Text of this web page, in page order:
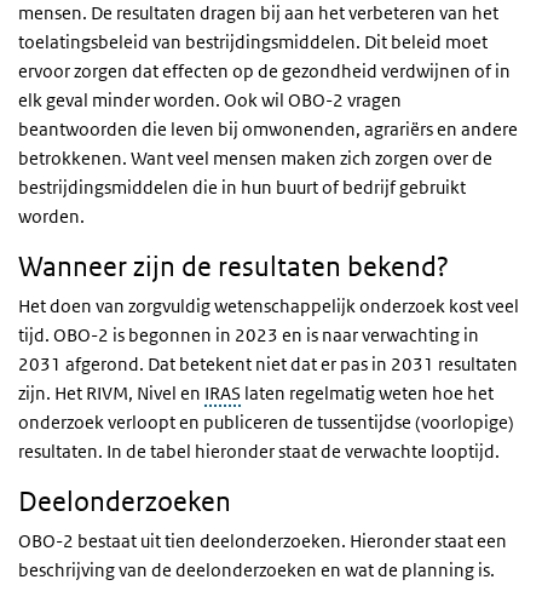
mensen. De resultaten dragen bij aan het verbeteren van het
toelatingsbeleid van bestrijdingsmiddelen. Dit beleid moet
ervoor zorgen dat effecten op de gezondheid verdwijnen of in
elk geval minder worden. Ook wil OBO-2 vragen
beantwoorden die leven bij omwonenden, agrariërs en andere
betrokkenen. Want veel mensen maken zich zorgen over de
bestrijdingsmiddelen die in hun buurt of bedrijf gebruikt
worden.
Wanneer zijn de resultaten bekend?
Het doen van zorgvuldig wetenschappelijk onderzoek kost veel
tijd. OBO-2 is begonnen in 2023 en is naar verwachting in
2031 afgerond. Dat betekent niet dat er pas in 2031 resultaten
zijn. Het RIVM, Nivel en IRAS laten regelmatig weten hoe het
onderzoek verloopt en publiceren de tussentijdse (voorlopige)
resultaten. In de tabel hieronder staat de verwachte looptijd.
Deelonderzoeken
OBO-2 bestaat uit tien deelonderzoeken. Hieronder staat een
beschrijving van de deelonderzoeken en wat de planning is.